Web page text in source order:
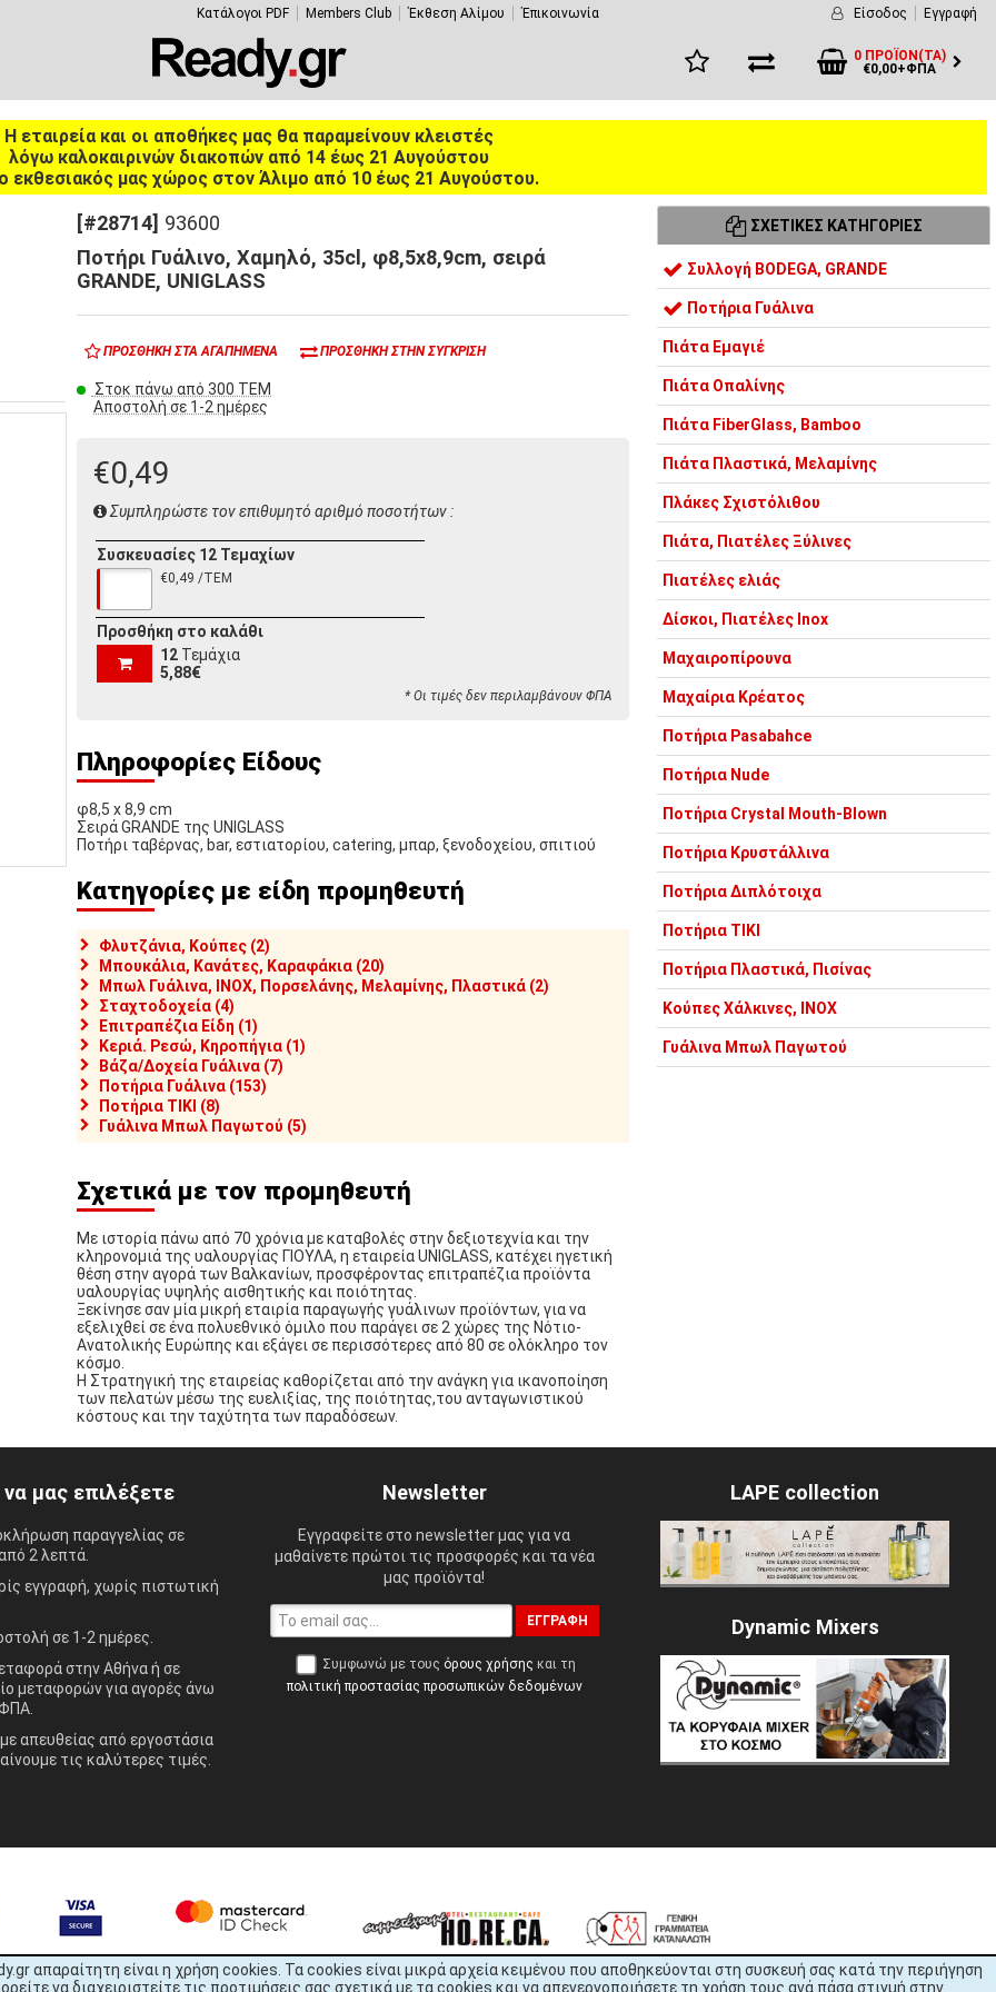
απαραίτητη είναι η χρήση cookies. Τα cookies είναι μικρά αρχεία κειμένου που αποθηκεύονται στη συσκευή σας κατά την περιήγηση
να διαχειριστείτε τις προτιμήσεις σας σχετικά με τα cookies και να απενεργοποιήσετε τη χρήση τους ανά πάσα στιγμή στην
Κατάλογοι PDF Members Club Έκθεση Αλίμου Έπικοινωνία Είσοδος Εγγραφή
0 ΠΡΟΪΌΝ(ΤΑ)
€0,00+ΦΠΑ
Η εταιρεία και οι αποθήκες μας θα παραμείνουν κλειστές
λόγω καλοκαιρινών διακοπών από 14 έως 21 Αυγούστου
εκθεσιακός μας χώρος στον Άλιμο από 10 έως 21 Αυγούστου.
[#28714] 93600
Ποτήρι Γυάλινο, Χαμηλό, 35cl, φ8,5x8,9cm, σειρά
GRANDE, UNIGLASS
ΠΡΟΣΘΉΚΗ ΣΤΑ ΑΓΑΠΗΜΈΝΑ ΠΡΟΣΘΉΚΗ ΣΤΗΝ ΣΎΓΚΡΙΣΗ
Στοκ πάνω από 300 ΤΕΜ
Αποστολή σε 1-2 ημέρες
€0,49
Συμπληρώστε τον επιθυμητό αριθμό ποσοτήτων :
Συσκευασίες 12 Τεμαχίων
€0,49 /ΤΕΜ
Προσθήκη στο καλάθι
12 Τεμάχια
5,88€
* Οι τιμές δεν περιλαμβάνουν ΦΠΑ
Πληροφορίες Είδους
φ8,5 x 8,9 cm
Σειρά GRANDE της UNIGLASS
Ποτήρι ταβέρνας, bar, εστιατορίου, catering, μπαρ, ξενοδοχείου, σπιτιού
Κατηγορίες με είδη προμηθευτή
Φλυτζάνια, Κούπες (2)
Μπουκάλια, Κανάτες, Καραφάκια (20)
Μπωλ Γυάλινα, INOX, Πορσελάνης, Μελαμίνης, Πλαστικά (2)
Σταχτοδοχεία (4)
Επιτραπέζια Είδη (1)
Κεριά. Ρεσώ, Κηροπήγια (1)
Βάζα/Δοχεία Γυάλινα (7)
Ποτήρια Γυάλινα (153)
Ποτήρια TIKI (8)
Γυάλινα Μπωλ Παγωτού (5)
Σχετικά με τον προμηθευτή
Με ιστορία πάνω από 70 χρόνια με καταβολές στην δεξιοτεχνία και την
κληρονομιά της υαλουργίας ΓΙΟΥΛΑ, η εταιρεία UNIGLASS, κατέχει ηγετική
θέση στην αγορά των Βαλκανίων, προσφέροντας επιτραπέζια προϊόντα
υαλουργίας υψηλής αισθητικής και ποιότητας.
Ξεκίνησε σαν μία μικρή εταιρία παραγωγής γυάλινων προϊόντων, για να
εξελιχθεί σε ένα πολυεθνικό όμιλο που παράγει σε 2 χώρες της Νότιο-
Ανατολικής Ευρώπης και εξάγει σε περισσότερες από 80 σε ολόκληρο τον
κόσμο.
Η Στρατηγική της εταιρείας καθορίζεται από την ανάγκη για ικανοποίηση
των πελατών μέσω της ευελιξίας, της ποιότητας,του ανταγωνιστικού
κόστους και την ταχύτητα των παραδόσεων.
ΣΧΕΤΙΚΈΣ ΚΑΤΗΓΟΡΊΕΣ
Συλλογή BODEGA, GRANDE
Ποτήρια Γυάλινα
Πιάτα Εμαγιέ
Πιάτα Οπαλίνης
Πιάτα FiberGlass, Bamboo
Πιάτα Πλαστικά, Μελαμίνης
Πλάκες Σχιστόλιθου
Πιάτα, Πιατέλες Ξύλινες
Πιατέλες ελιάς
Δίσκοι, Πιατέλες Inox
Μαχαιροπίρουνα
Μαχαίρια Κρέατος
Ποτήρια Pasabahce
Ποτήρια Nude
Ποτήρια Crystal Mouth-Blown
Ποτήρια Κρυστάλλινα
Ποτήρια Διπλότοιχα
Ποτήρια TIKI
Ποτήρια Πλαστικά, Πισίνας
Κούπες Χάλκινες, INOX
Γυάλινα Μπωλ Παγωτού
να μας επιλέξετε
παραγγελίας σε
2 λεπτά.
εγγραφή, χωρίς πιστωτική
σε 1-2 ημέρες.
στην Αθήνα ή σε
μεταφορών για αγορές άνω
απευθείας από εργοστάσια
τις καλύτερες τιμές.
Newsletter
Εγγραφείτε στο newsletter μας για να
μαθαίνετε πρώτοι τις προσφορές και τα νέα
μας προϊόντα!
ΕΓΓΡΑΦΉ
Συμφωνώ με τους όρους χρήσης και τη
πολιτική προστασίας προσωπικών δεδομένων
LAPE collection
Dynamic Mixers